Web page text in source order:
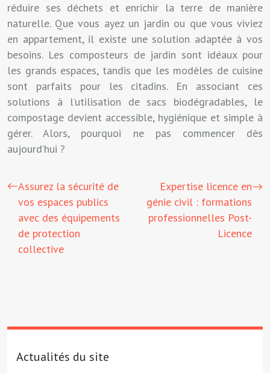
réduire ses déchets et enrichir la terre de manière
naturelle. Que vous ayez un jardin ou que vous viviez
en appartement, il existe une solution adaptée à vos
besoins. Les composteurs de jardin sont idéaux pour
les grands espaces, tandis que les modèles de cuisine
sont parfaits pour les citadins. En associant ces
solutions à l’utilisation de sacs biodégradables, le
compostage devient accessible, hygiénique et simple à
gérer. Alors, pourquoi ne pas commencer dès
aujourd’hui ?
Assurez la sécurité de
vos espaces publics
avec des équipements
de protection
collective
Expertise licence en
génie civil : formations
professionnelles Post-
Licence
Actualités du site